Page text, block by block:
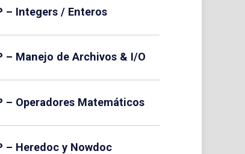
– Integers / Enteros
– Manejo de Archivos & I/O
– Operadores Matemáticos
– Heredoc y Nowdoc